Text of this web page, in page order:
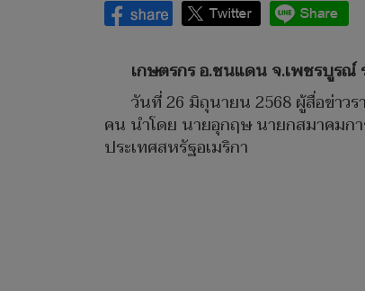
เกษตรกร อ.ชนแดน จ.เพชรบูรณ์
วันที่ 26 มิถุนายน 2568 ผู้สื่อข่าว
คน นำโดย นายอุกฤษ นายกสมาคมก
ประเทศสหรัฐอเมริกา